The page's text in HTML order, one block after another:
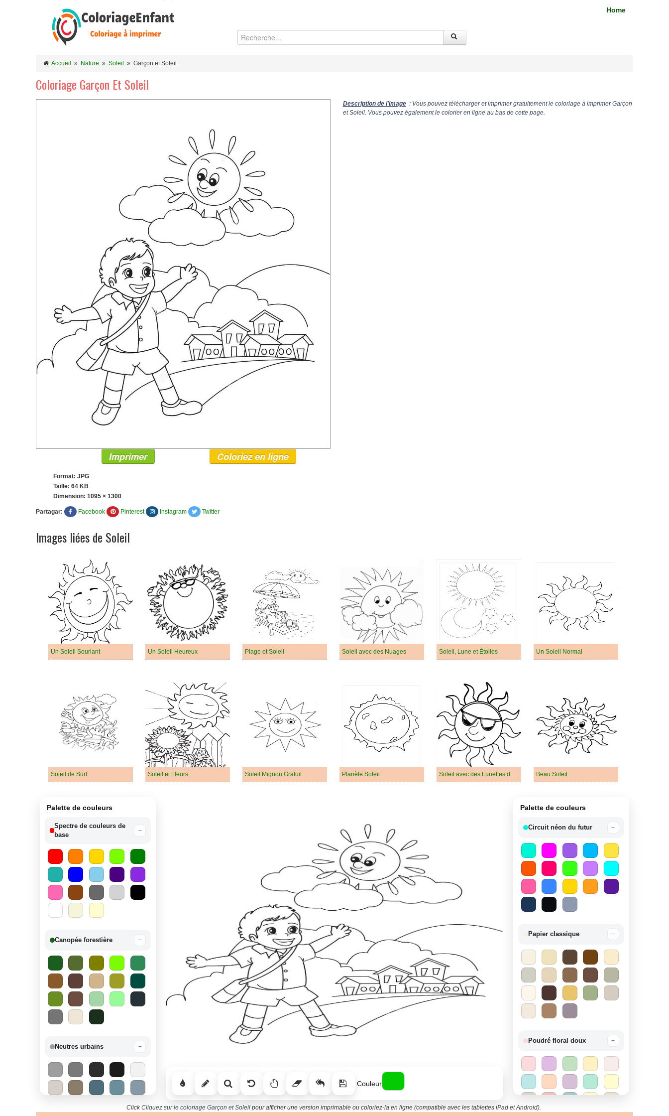
Home
Accueil » Nature » Soleil » Garçon et Soleil
Coloriage Garçon Et Soleil
Description de l'image : Vous pouvez télécharger et imprimer gratuitement le coloriage à imprimer Garçon
et Soleil. Vous pouvez également le colorier en ligne au bas de cette page.
Imprimer Coloriez en ligne
Format: JPG
Taille: 64 KB
Dimension: 1095 × 1300
Partagar: Facebook Pinterest Instagram Twitter
Images liées de Soleil
Un Soleil Souriant Un Soleil Heureux Plage et Soleil Soleil avec des Nuages Soleil, Lune et Étoiles Un Soleil Normal
Soleil de Surf Soleil et Fleurs Soleil Mignon Gratuit Planète Soleil Soleil avec des Lunettes de Soleil Beau Soleil
Palette de couleurs
Spectre de couleurs de
base
−
Canopée forestière −
Neutres urbains −
Couleur
Palette de couleurs
Circuit néon du futur −
Papier classique −
Poudré floral doux −
ClickCliquez sur le coloriage Garçon et Soleil pour afficher une version imprimable ou coloriez-la en ligne (compatible avec les tablettes iPad et Android).